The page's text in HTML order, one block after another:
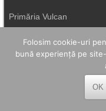
Primăria Vulcan
Folosim cookie-uri
bună experiență pe
OK